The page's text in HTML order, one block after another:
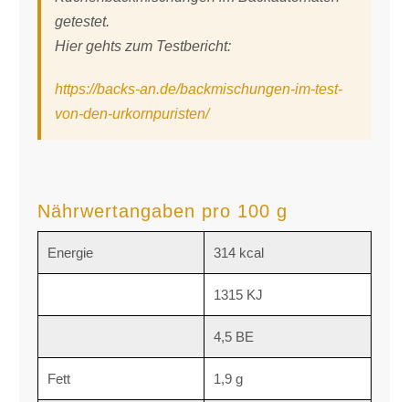
getestet.
Hier gehts zum Testbericht:
https://backs-an.de/backmischungen-im-test-
von-den-urkornpuristen/
Nährwertangaben pro 100 g
Energie 314 kcal
1315 KJ
4,5 BE
Fett 1,9 g